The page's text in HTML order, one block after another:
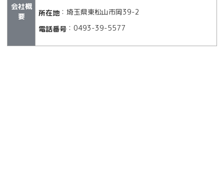
会社概
要
所在地：埼玉県東松山市岡39-2
電話番号：0493-39-5577